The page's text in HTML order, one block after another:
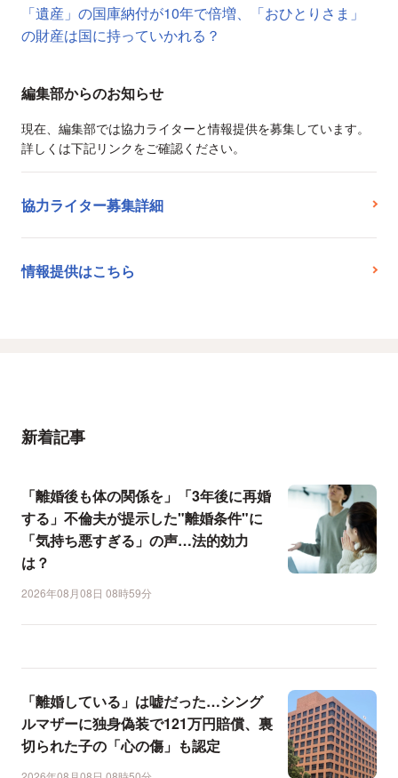
「遺産」の国庫納付が10年で倍増、「おひとりさま」
の財産は国に持っていかれる？
編集部からのお知らせ
現在、編集部では協力ライターと情報提供を募集しています。
詳しくは下記リンクをご確認ください。
協力ライター募集詳細
情報提供はこちら
新着記事
「離婚後も体の関係を」「3年後に再婚
する」不倫夫が提示した"離婚条件"に
「気持ち悪すぎる」の声…法的効力
は？
2026年08月08日 08時59分
「離婚している」は嘘だった…シング
ルマザーに独身偽装で121万円賠償、裏
切られた子の「心の傷」も認定